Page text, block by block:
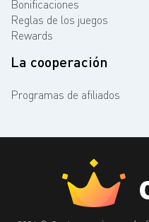
Bonificaciones
Reglas de los juegos
Rewards
La cooperación
Programas de afiliados